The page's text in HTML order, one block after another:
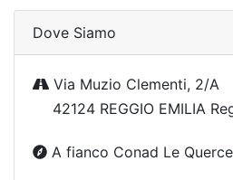
Dove Siamo
Via Muzio Clementi, 2/A
42124 REGGIO EMILIA
A fianco Conad Le